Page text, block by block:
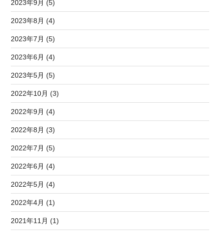
2023年9月 (5)
2023年8月 (4)
2023年7月 (5)
2023年6月 (4)
2023年5月 (5)
2022年10月 (3)
2022年9月 (4)
2022年8月 (3)
2022年7月 (5)
2022年6月 (4)
2022年5月 (4)
2022年4月 (1)
2021年11月 (1)